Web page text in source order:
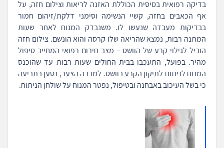
בדיקה רפואית בסיסית הכוללת האזנה לריאות וצילום חזה, על
אף הכאבים בחזה, קשיי הנשימה וסימני דלקת/זיהום חמור
בבדיקות מעבדה שנעשו לו. משנבדק המנוח לאחר שעות
המתנה רבות, נמצא שהריאה שלו קרסה והוא הונשם. צילום חזה
הוביל לגילוי קרע של הוושט – מצב חירום רפואי המחייב טיפול
מהיר. בפועל, התעכבו בבית החולים שעות רבות עד שהוכנס
המנוח לניתוח לתיקון הקרע בוושט. למרבה הצער, נטען בתביעה
כי בשל העיכוב באבחנה ובטיפול, נפטר המנוח על שולחן הניתוח.